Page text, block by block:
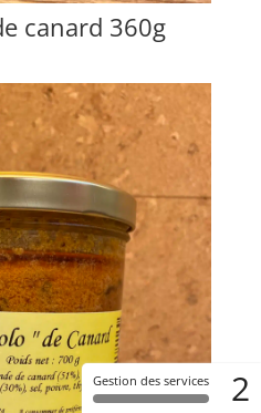
Gestion des services 2
canard 360g